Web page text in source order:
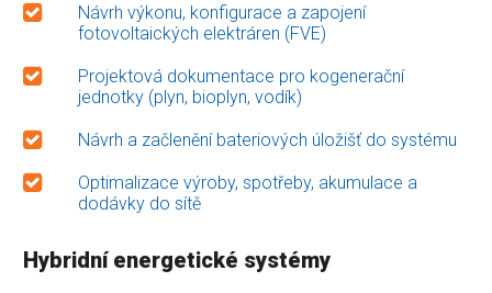
Návrh výkonu, konfigurace a zapojení
fotovoltaických elektráren (FVE)
Projektová dokumentace pro kogenerační
jednotky (plyn, bioplyn, vodík)
Návrh a začlenění bateriových úložišť do systému
Optimalizace výroby, spotřeby, akumulace a
dodávky do sítě
Hybridní energetické systémy